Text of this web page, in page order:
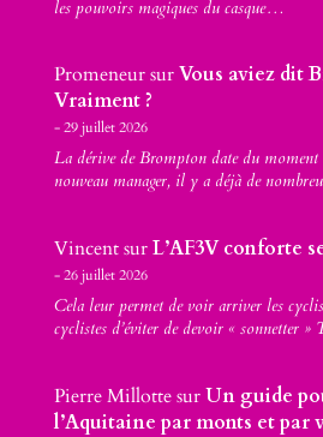
les pouvoirs magiques du casque…
PromeneursurVous aviez dit
Vraiment ?
29 juillet 2026
La dérive de Brompton date du moment
nouveau manager, il y a déjà de
VincentsurL’AF3V conforte
26 juillet 2026
Cela leur permet de voir arriver les
cyclistes d’éviter de devoir « sonnetter
Pierre MillottesurUn guide
l’Aquitaine par monts et par